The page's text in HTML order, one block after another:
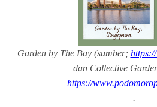
Garden by The Bay (sumber;
dan Collective
https://
.